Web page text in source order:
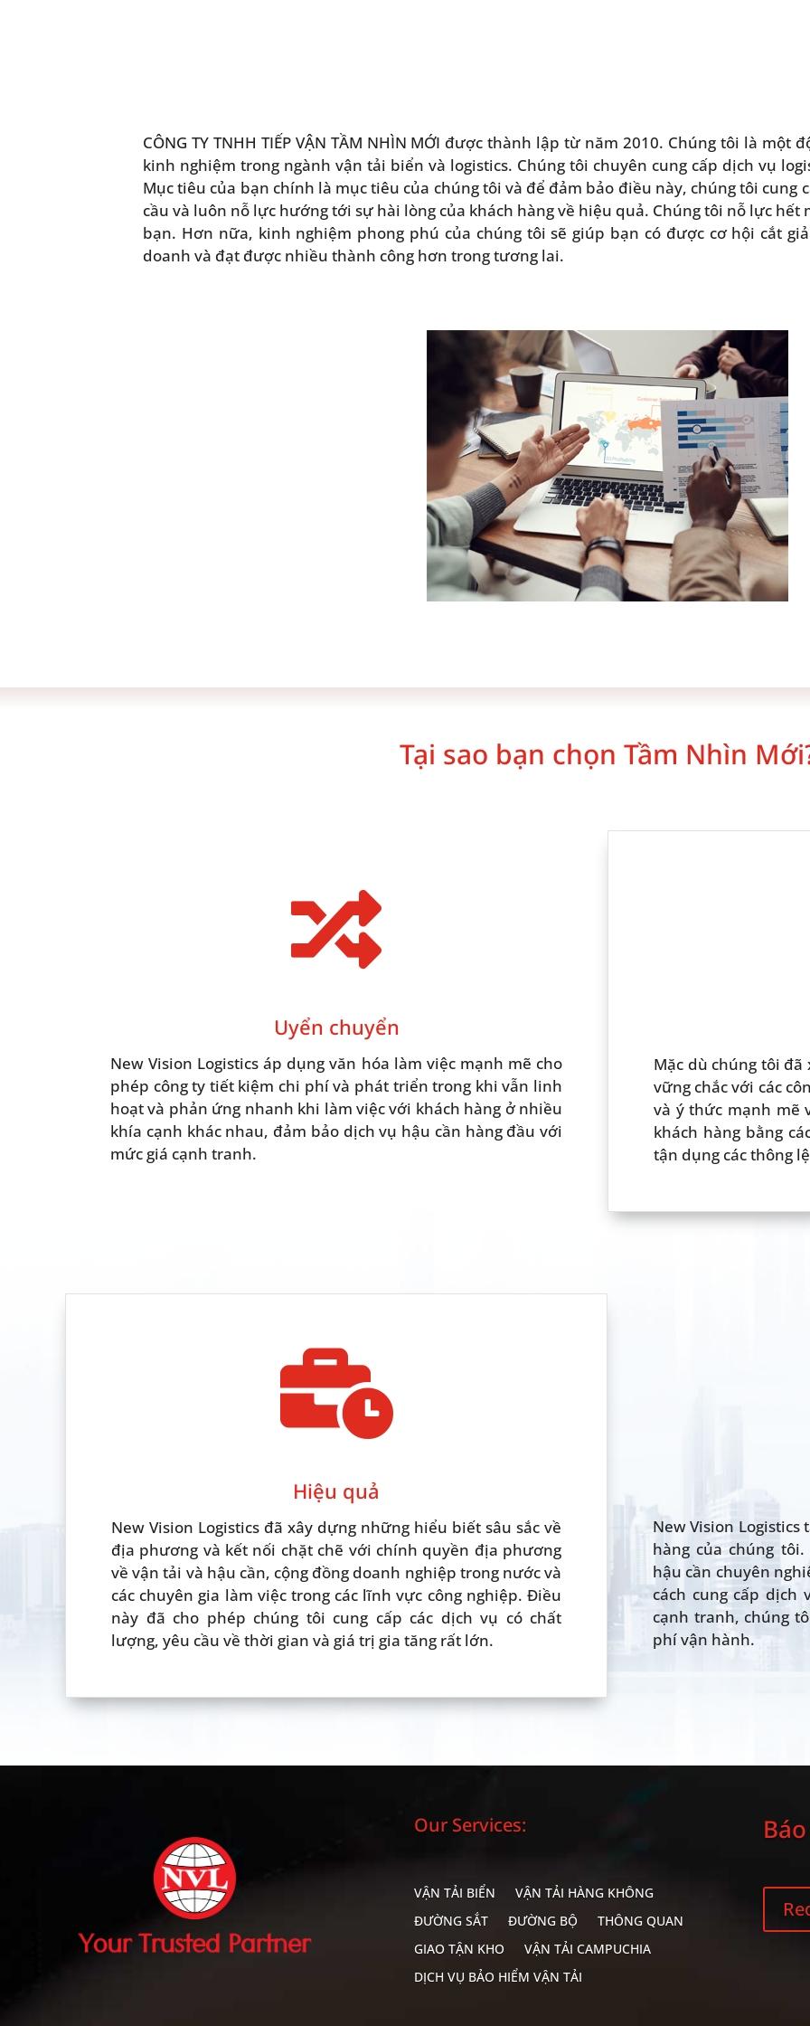
CÔNG TY TNHH TIẾP VẬN TẦM NHÌN MỚI được thành lập từ năm 2010. Chúng tôi là
kinh nghiệm trong ngành vận tải biển và logistics. Chúng tôi chuyên cung cấp dịch vụ
Mục tiêu của bạn chính là mục tiêu của chúng tôi và để đảm bảo điều này, chúng tôi cung
cầu và luôn nỗ lực hướng tới sự hài lòng của khách hàng về hiệu quả. Chúng tôi nỗ lực
bạn. Hơn nữa, kinh nghiệm phong phú của chúng tôi sẽ giúp bạn có được cơ hội cắt
doanh và đạt được nhiều thành công hơn trong tương lai.
Tại sao bạn chọn Tầm Nhìn

Uyển chuyển
New Vision Logistics áp dụng văn hóa làm việc mạnh mẽ cho
phép công ty tiết kiệm chi phí và phát triển trong khi vẫn linh
hoạt và phản ứng nhanh khi làm việc với khách hàng ở nhiều
khía cạnh khác nhau, đảm bảo dịch vụ hậu cần hàng đầu với
mức giá cạnh tranh.
Mặc dù chúng tôi
vững chắc với các
và ý thức mạnh mẽ
khách hàng bằng
tận dụng các thông

Hiệu quả
New Vision Logistics đã xây dựng những hiểu biết sâu sắc về
địa phương và kết nối chặt chẽ với chính quyền địa phương
về vận tải và hậu cần, cộng đồng doanh nghiệp trong nước và
các chuyên gia làm việc trong các lĩnh vực công nghiệp. Điều
này đã cho phép chúng tôi cung cấp các dịch vụ có chất
lượng, yêu cầu về thời gian và giá trị gia tăng rất lớn.
New Vision
hàng của chúng
hậu cần chuyên
cách cung cấp dịch
cạnh tranh, chúng
phí vận hành.
Our Services:
VẬN TẢI BIỂN
VẬN TẢI HÀNG KHÔNG
ĐƯỜNG SẮT
ĐƯỜNG BỘ
THÔNG QUAN
GIAO TẬN KHO
VẬN TẢI CAMPUCHIA
DỊCH VỤ BẢO HIỂM VẬN TẢI